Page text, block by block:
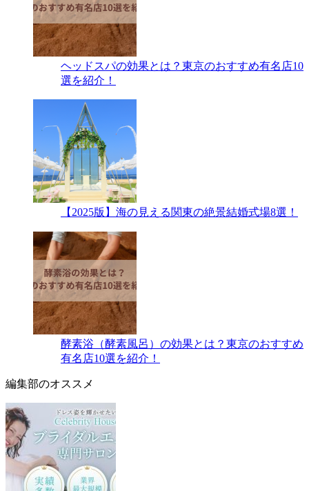
ヘッドスパの効果とは？東京のおすすめ有名店10
選を紹介！
【2025版】海の見える関東の絶景結婚式場8選！
酵素浴（酵素風呂）の効果とは？東京のおすすめ
有名店10選を紹介！
編集部のオススメ